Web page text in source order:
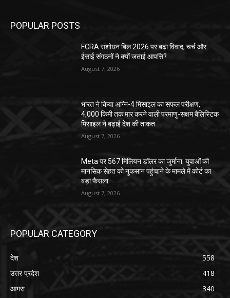
POPULAR POSTS
FCRA संशोधन बिल 2026 पर बढ़ा विवाद, चर्च और
ईसाई संगठनों ने क्यों जताई आपत्ति?
August 7, 2026
भारत ने किया अग्नि-4 मिसाइल का सफल परीक्षण,
4,000 किमी तक मार करने वाली परमाणु-सक्षम बैलिस्टिक
मिसाइल ने बढ़ाई देश की ताकत
August 7, 2026
Meta पर 567 मिलियन डॉलर का जुर्माना: युवाओं की
मानसिक सेहत को नुकसान पहुंचाने के मामले में कोर्ट का
बड़ा फैसला
August 7, 2026
POPULAR CATEGORY
देश
558
उत्तर प्रदेश
418
आगरा
340